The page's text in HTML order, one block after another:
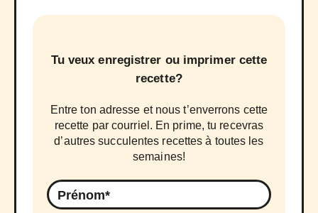
Tu veux enregistrer ou imprimer cette
recette?
Entre ton adresse et nous t’enverrons cette
recette par courriel. En prime, tu recevras
d’autres succulentes recettes à toutes les
semaines!